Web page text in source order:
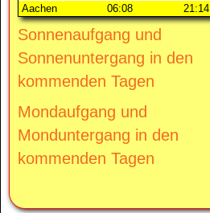
Aachen
06:08 21:14
Sonnenaufgang und
Sonnenuntergang in den
kommenden Tagen
Mondaufgang und
Monduntergang in den
kommenden Tagen